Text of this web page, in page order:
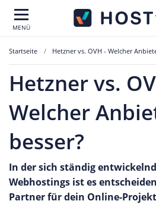
MENÜ
Startseite Hetzner vs. OVH - Welcher
Hetzner vs.
Welcher
besser?
In der sich ständig
Webhostings ist es
Partner für dein Online-